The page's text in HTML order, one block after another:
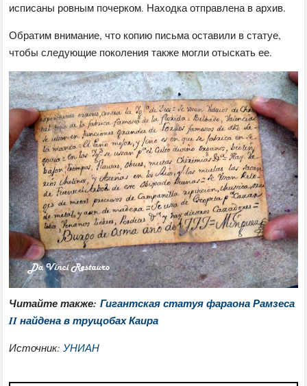
исписаны ровным почерком. Находка отправлена в архив.
Обратим внимание, что копию письма оставили в статуе,
чтобы следующие поколения также могли отыскать ее.
Читайте также:Гигантская статуя фараона Рамзеса
II найдена в трущобах Каира
Источник:УНИАН